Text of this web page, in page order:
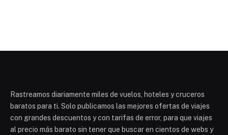
Rastreamos diariamente miles de vuelos, hoteles y cruceros
baratos para ti. Solo publicamos las mejores ofertas de viajes
con grandes descuentos y con tarifas de error, para que viajes
al precio más barato sin tener que buscar en cientos de webs y